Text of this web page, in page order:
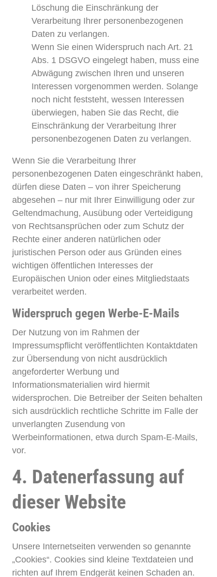
Löschung die Einschränkung der
Verarbeitung Ihrer personenbezogenen
Daten zu verlangen.
Wenn Sie einen Widerspruch nach Art. 21
Abs. 1 DSGVO eingelegt haben, muss eine
Abwägung zwischen Ihren und unseren
Interessen vorgenommen werden. Solange
noch nicht feststeht, wessen Interessen
überwiegen, haben Sie das Recht, die
Einschränkung der Verarbeitung Ihrer
personenbezogenen Daten zu verlangen.
Wenn Sie die Verarbeitung Ihrer
personenbezogenen Daten eingeschränkt haben,
dürfen diese Daten – von ihrer Speicherung
abgesehen – nur mit Ihrer Einwilligung oder zur
Geltendmachung, Ausübung oder Verteidigung
von Rechtsansprüchen oder zum Schutz der
Rechte einer anderen natürlichen oder
juristischen Person oder aus Gründen eines
wichtigen öffentlichen Interesses der
Europäischen Union oder eines Mitgliedstaats
verarbeitet werden.
Widerspruch gegen Werbe-E-Mails
Der Nutzung von im Rahmen der
Impressumspflicht veröffentlichten Kontaktdaten
zur Übersendung von nicht ausdrücklich
angeforderter Werbung und
Informationsmaterialien wird hiermit
widersprochen. Die Betreiber der Seiten behalten
sich ausdrücklich rechtliche Schritte im Falle der
unverlangten Zusendung von
Werbeinformationen, etwa durch Spam-E-Mails,
vor.
4. Datenerfassung auf
dieser Website
Cookies
Unsere Internetseiten verwenden so genannte
„Cookies“. Cookies sind kleine Textdateien und
richten auf Ihrem Endgerät keinen Schaden an.